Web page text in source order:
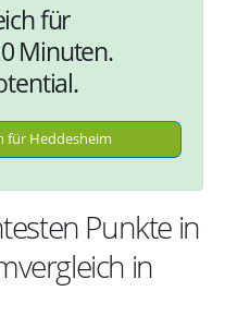
für
Minuten.
für Heddesheim
Punkte in
in